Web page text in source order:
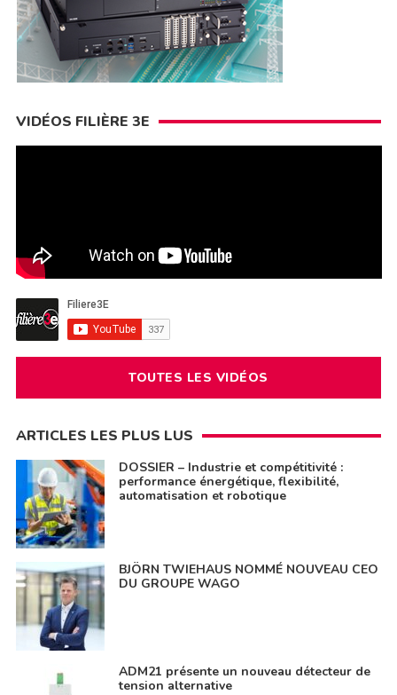
VIDÉOS FILIÈRE 3E
TOUTES LES VIDÉOS
ARTICLES LES PLUS LUS
DOSSIER – Industrie et compétitivité :
performance énergétique, flexibilité,
automatisation et robotique
BJÖRN TWIEHAUS NOMMÉ NOUVEAU CEO
DU GROUPE WAGO
ADM21 présente un nouveau détecteur de
tension alternative